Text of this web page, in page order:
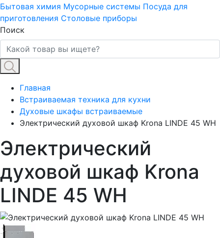
Бытовая химия Мусорные системы Посуда для
приготовления Столовые приборы
Поиск
Главная
Встраиваемая техника для кухни
Духовые шкафы встраиваемые
Электрический духовой шкаф Krona LINDE 45 WH
Электрический
духовой шкаф Krona
LINDE 45 WH